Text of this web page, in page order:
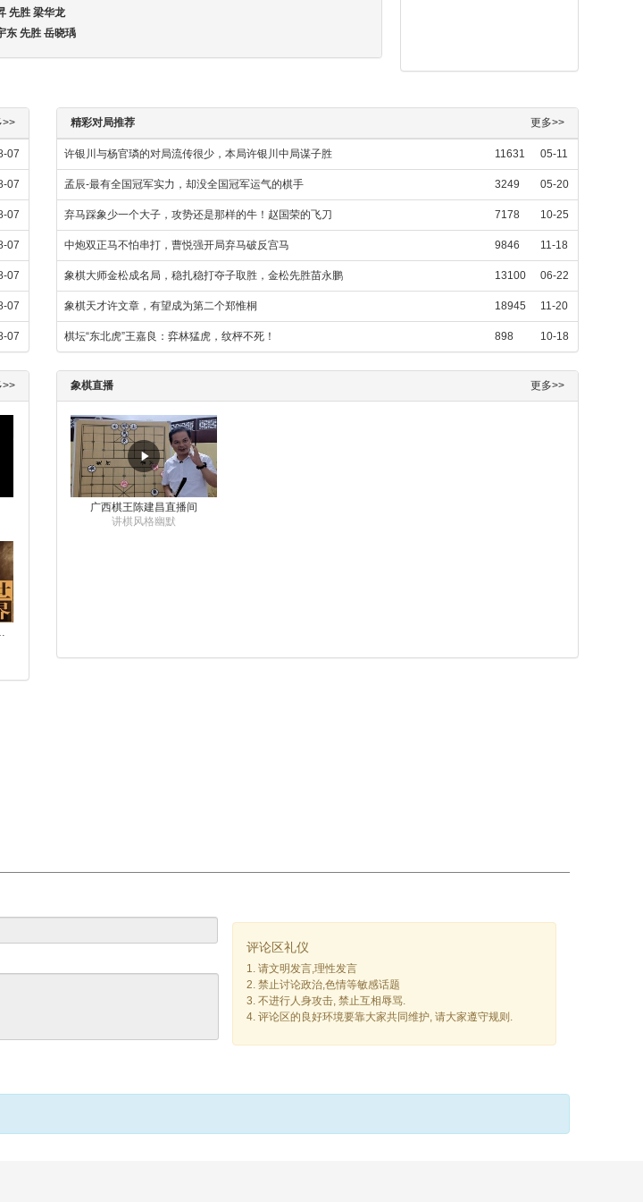
先胜 梁华龙
东 先胜 岳晓瑀
>>
07
07
07
07
07
07
07
精彩对局推荐 更多>>
许银川与杨官璘的对局流传很少，本局许银川中局谋子胜 11631 05-11
孟辰-最有全国冠军实力，却没全国冠军运气的棋手 3249 05-20
弃马踩象少一个大子，攻势还是那样的牛！赵国荣的飞刀 7178 10-25
中炮双正马不怕串打，曹悦强开局弃马破反宫马 9846 11-18
象棋大师金松成名局，稳扎稳打夺子取胜，金松先胜苗永鹏 13100 06-22
象棋天才许文章，有望成为第二个郑惟桐 18945 11-20
棋坛“东北虎”王嘉良：弈林猛虎，纹枰不死！ 898 10-18
>>
赛谢靖与李少庚的对局
象棋直播 更多>>
广西棋王陈建昌直播间
讲棋风格幽默
评论区礼仪
1. 请文明发言,理性发言
2. 禁止讨论政治,色情等敏感话题
3. 不进行人身攻击, 禁止互相辱骂.
4. 评论区的良好环境要靠大家共同维护, 请大家遵守规则.